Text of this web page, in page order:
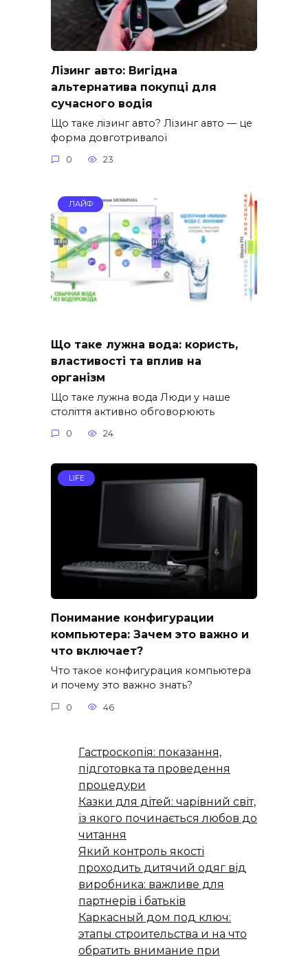
Лізинг авто: Вигідна
альтернатива покупці для
сучасного водія
Що таке лізинг авто? Лізинг авто — це
форма довготривалої
0 23
ЛАЙФ
Що таке лужна вода: користь,
властивості та вплив на
організм
Що таке лужна вода Люди у наше
століття активно обговорюють
0 24
LIFE
Понимание конфигурации
компьютера: Зачем это важно и
что включает?
Что такое конфигурация компьютера
и почему это важно знать?
0 46
Гастроскопія: показання,
підготовка та проведення
процедури
Казки для дітей: чарівний світ,
із якого починається любов до
читання
Який контроль якості
проходить дитячий одяг від
виробника: важливе для
партнерів і батьків
Каркасный дом под ключ:
этапы строительства и на что
обратить внимание при